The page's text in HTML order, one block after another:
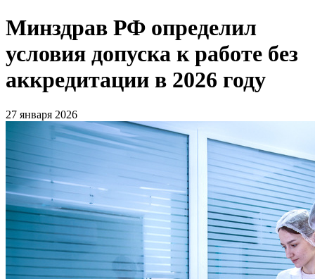
Минздрав РФ определил
условия допуска к работе без
аккредитации в 2026 году
27 января 2026